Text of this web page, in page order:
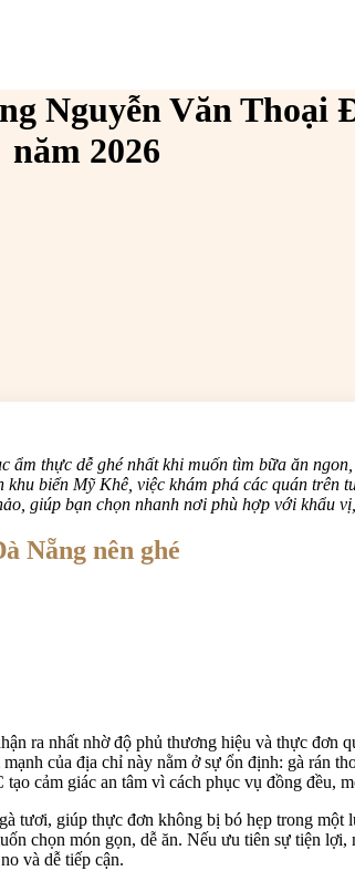
Nguyễn Văn Thoại
năm 2026
thực dễ ghé nhất khi muốn tìm bữa ăn
biển Mỹ Khê, việc khám phá các quán trên
giúp bạn chọn nhanh nơi phù hợp với khẩu
Nẵng nên ghé
ra nhất nhờ độ phủ thương hiệu và thực
của địa chỉ này nằm ở sự ổn định: gà rán
cảm giác an tâm vì cách phục vụ đồng đều,
tươi, giúp thực đơn không bị bó hẹp trong
chọn món gọn, dễ ăn. Nếu ưu tiên sự tiện
và dễ tiếp cận.